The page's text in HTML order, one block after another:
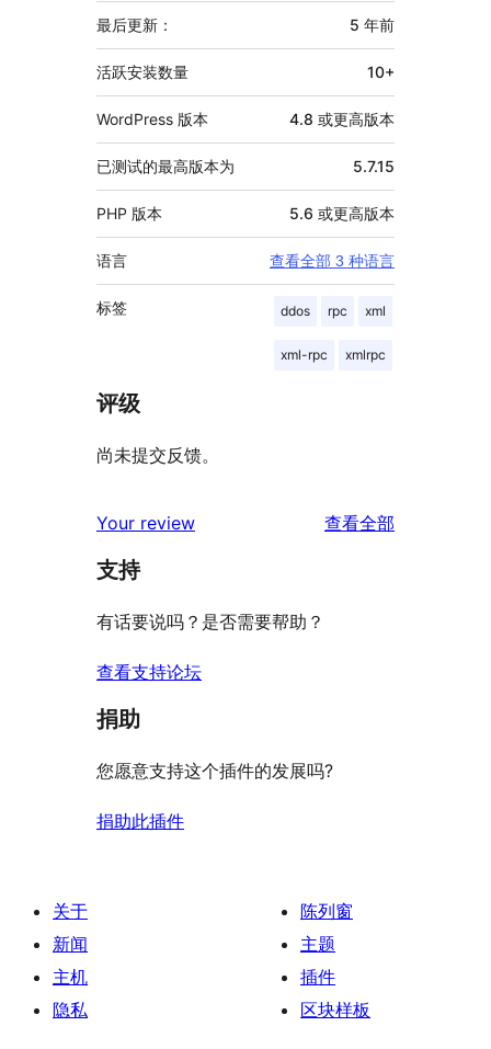
信
息
最后更新： 5 年前
活跃安装数量 10+
WordPress 版本 4.8 或更高版本
已测试的最高版本为 5.7.15
PHP 版本 5.6 或更高版本
语言 查看全部 3 种语言
标签 ddos rpc xml
xml-rpc xmlrpc
评级
尚未提交反馈。
Your review 查看全部
支持
有话要说吗？是否需要帮助？
查看支持论坛
捐助
您愿意支持这个插件的发展吗?
捐助此插件
关于
新闻
主机
隐私
陈列窗
主题
插件
区块样板